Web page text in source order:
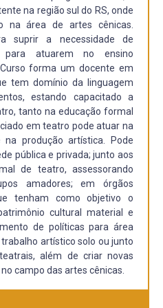
na região sul do RS, onde
na área de artes cênicas.
suprir a necessidade de
atuarem no ensino
forma um docente em
tem domínio da linguagem
estando capacitado a
tanto na educação formal
em teatro pode atuar na
produção artística. Pode
pública e privada; junto aos
de teatro, assessorando
amadores; em órgãos
tenham como objetivo o
cultural material e
de políticas para área
artístico solo ou junto
além de criar novas
campo das artes cênicas.